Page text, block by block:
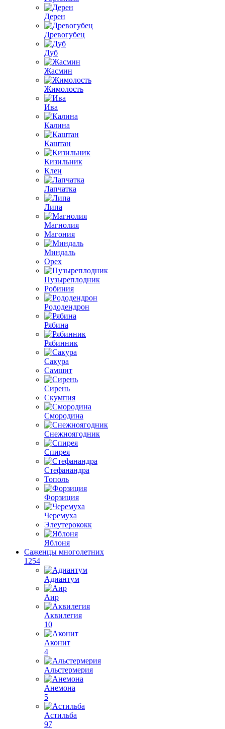
Дерен
Древогубец
Дуб
Жасмин
Жимолость
Ива
Калина
Каштан
Кизильник
Клен
Лапчатка
Липа
Магнолия
Магония
Миндаль
Орех
Пузыреплодник
Робиния
Рододендрон
Рябина
Рябинник
Сакура
Самшит
Сирень
Скумпия
Смородина
Снежноягодник
Спирея
Стефанандра
Тополь
Форзиция
Черемуха
Элеутерококк
Яблоня
Саженцы многолетних
1254
Адиантум
Аир
Аквилегия
10
Аконит
4
Альстермерия
Анемона
5
Астильба
97